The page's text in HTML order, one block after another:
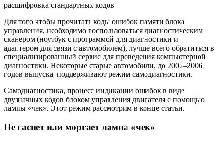
расшифровка стандартных кодов
Для того чтобы прочитать коды ошибок памяти блока
управления, необходимо воспользоваться диагностическим
сканером (ноутбук с программой для диагностики и
адаптером для связи с автомобилем), лучше всего обратиться в
специализированный сервис для проведения компьютерной
диагностики. Некоторые старые автомобили, до 2002–2006
годов выпуска, поддерживают режим самодиагностики.
Самодиагностика, процесс индикации ошибок в виде
двузначных кодов блоком управления двигателя с помощью
лампы «чек». Этот режим рассмотрим в конце статьи.
Не гаснет или моргает лампа «чек»